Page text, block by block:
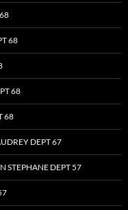
68
68
68
DEPT 67
STEPHANE DEPT 57